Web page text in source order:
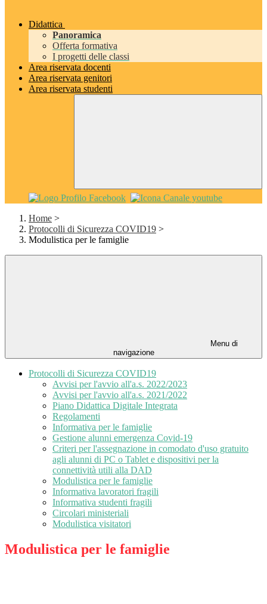
Didattica
Panoramica
Offerta formativa
I progetti delle classi
Area riservata docenti
Area riservata genitori
Area riservata studenti
Home >
Protocolli di Sicurezza COVID19 >
Modulistica per le famiglie
Menu di
navigazione
Protocolli di Sicurezza COVID19
Avvisi per l'avvio all'a.s. 2022/2023
Avvisi per l'avvio all'a.s. 2021/2022
Piano Didattica Digitale Integrata
Regolamenti
Informativa per le famiglie
Gestione alunni emergenza Covid-19
Criteri per l'assegnazione in comodato d'uso gratuito
agli alunni di PC o Tablet e dispositivi per la
connettività utili alla DAD
Modulistica per le famiglie
Informativa lavoratori fragili
Informativa studenti fragili
Circolari ministeriali
Modulistica visitatori
Modulistica per le famiglie